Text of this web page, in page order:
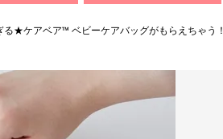
る★ケアベア™️ ベビーケアバッグがもらえちゃう！